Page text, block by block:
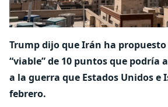
Trump dijo que Irán ha
“viable” de 10 puntos que podría
a la guerra que Estados Unidos e
febrero.